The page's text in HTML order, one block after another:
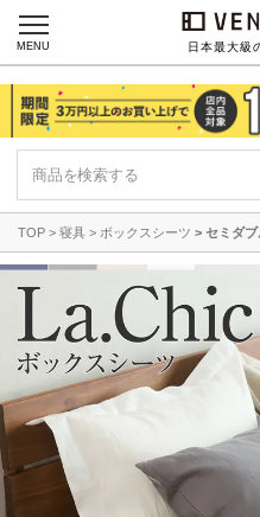
日本最大級
MENU
TOP 寝具 ボックスシーツ セミダブ